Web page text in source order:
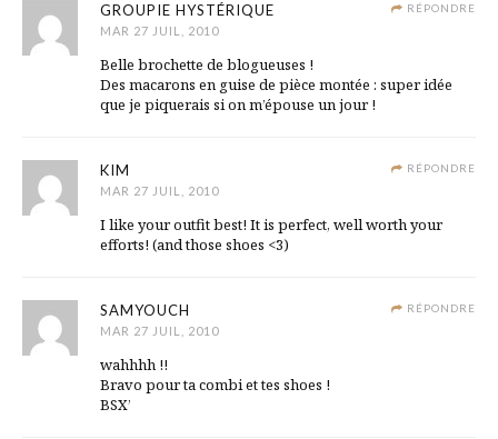
RÉPONDRE
GROUPIE HYSTÉRIQUE
MAR 27 JUIL, 2010
Belle brochette de blogueuses !
Des macarons en guise de pièce montée : super idée
que je piquerais si on m’épouse un jour !
RÉPONDRE
KIM
MAR 27 JUIL, 2010
I like your outfit best! It is perfect, well worth your
efforts! (and those shoes <3)
RÉPONDRE
SAMYOUCH
MAR 27 JUIL, 2010
wahhhh !!
Bravo pour ta combi et tes shoes !
BSX’